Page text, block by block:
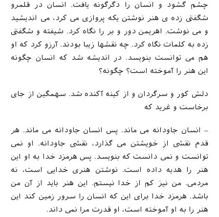
چشم گشود و انسان را دگرگونه یافت. انسان در قلمرو
شگفتی زده ی هنر نوشتن یکه پروازی می کرد، می اندیشید
و می نوشت. اهریمن دور و بر را نگاه کرد. شیفته و شگفتی
زده به کلمات نگاه کرد. چه نقشها زیبا بودند. آرزو کرد که او
هم می توانست بنویسد. در اندیشه شد که انسان چگونه
این هنر را آموخته است؟ چگونه؟
دلش کور و سرگردان و از کینه آکنده شد. سهمگین از جای
برخاست و غرید که
– انسان جاودانه می ماند. پس انسان جاودانه می ماند. هر
قدم نقشی از خویشتن می گذارد، نقشی جاودانه. او نمی
توانست و نمی دانست که بنویسد. پس هرمزد خدا به او این
هنر را هدیه داده است. نوشتن هنری خدایی است، نه
مردمی. من نیز کم از خدا نیستم. این هنر باید از آن من
باشد. هرمزد خدا برای این که انسان را سرور زمین کند این
هنر را به او آموخته است، او قدرت مرا نمی داند.